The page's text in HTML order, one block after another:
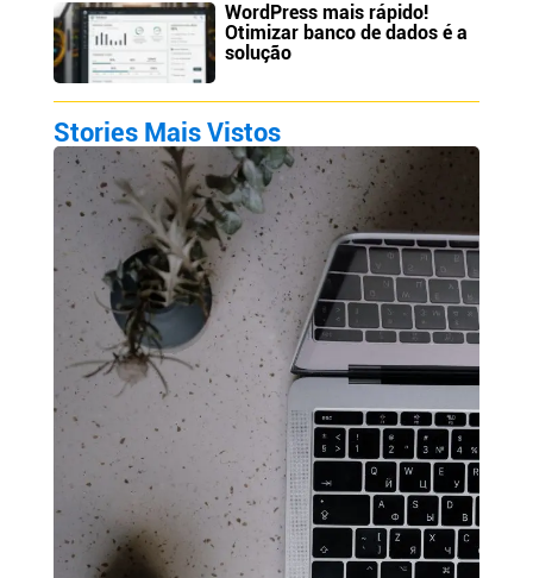
WordPress mais rápido!
Otimizar banco de dados é a
solução
Stories Mais Vistos